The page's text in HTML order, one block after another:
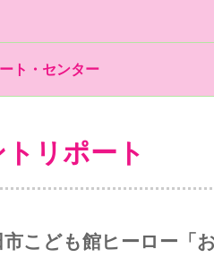
ト・センター
リポート
こども館ヒーロー「